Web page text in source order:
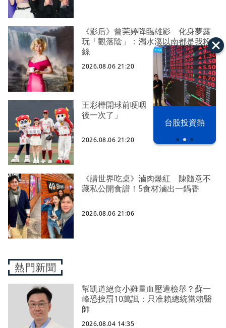
以色列 穹頂
台股投資熱
《影后》曾莞婷降臨雄影 化身夢露
玩「觀落陰」：濁水溪以南都是我粉
絲
2026.08.06 21:20
王彩樺開球前哽咽 稱臉部加工「最
後一次了」
2026.08.06 21:20
《請世界吃桌》滷肉爆紅 陳隨意不
藏私公開食譜！5食材滷出一鍋香
2026.08.06 21:06
熱門新聞
幫凱道絕食小雞量血壓遭檢舉？蘇一
峰恐挨罰10萬諷：只准賴總統當賴醫
師
2026.08.04 14:35